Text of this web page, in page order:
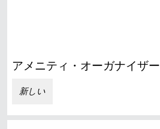
アメニティ・オーガナイザー
新しい